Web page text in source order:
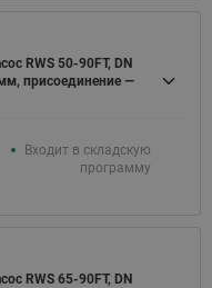
RWS 50-90FT, DN
присоединение —
Входит в складскую
программу
RWS 65-90FT, DN